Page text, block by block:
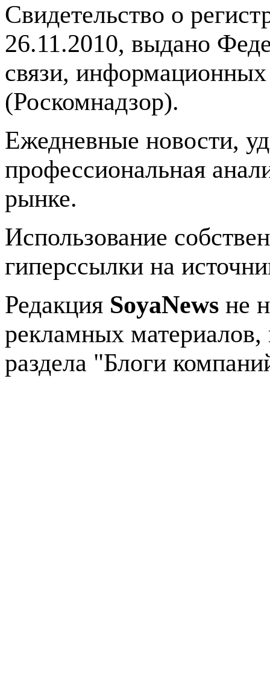
Свидетельство о
26.11.2010, выдано
связи,
(Роскомнадзор).
Ежедневные новости,
профессиональная
рынке.
Использование
гиперссылки на
Редакция SoyaNews не
рекламных
раздела "Блоги